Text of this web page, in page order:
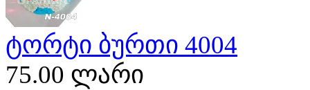
ტორტი ბურთი 4004
75.00 ლარი